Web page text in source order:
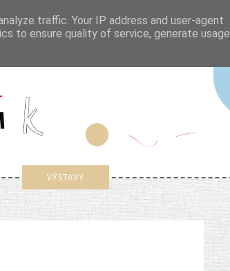
VÝSTAVY
traffic. Your IP address and user-agent
to ensure quality of service, generate usage